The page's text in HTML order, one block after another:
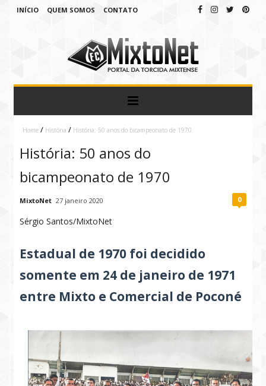
INÍCIO QUEM SOMOS CONTATO
Home / História / História: 50 anos do bicampeonato de 1970
História: 50 anos do
bicampeonato de 1970
MixtoNet 27 janeiro 2020 0
Sérgio Santos/MixtoNet
Estadual de 1970 foi decidido
somente em 24 de janeiro de 1971
entre Mixto e Comercial de Poconé